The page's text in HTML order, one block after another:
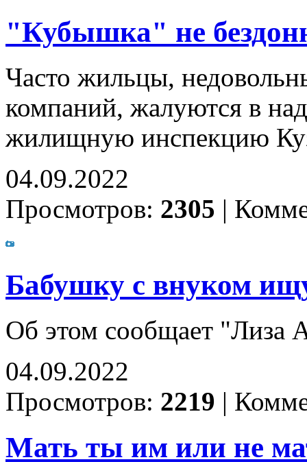
"Кубышка" не
Часто жильцы,
компаний, жалуются в
жилищную инспекцию
04.09.2022
Просмотров: 2305 |
Бабушку с внуком
Об этом сообщает "Лиза
04.09.2022
Просмотров: 2219 |
Мать ты им или не